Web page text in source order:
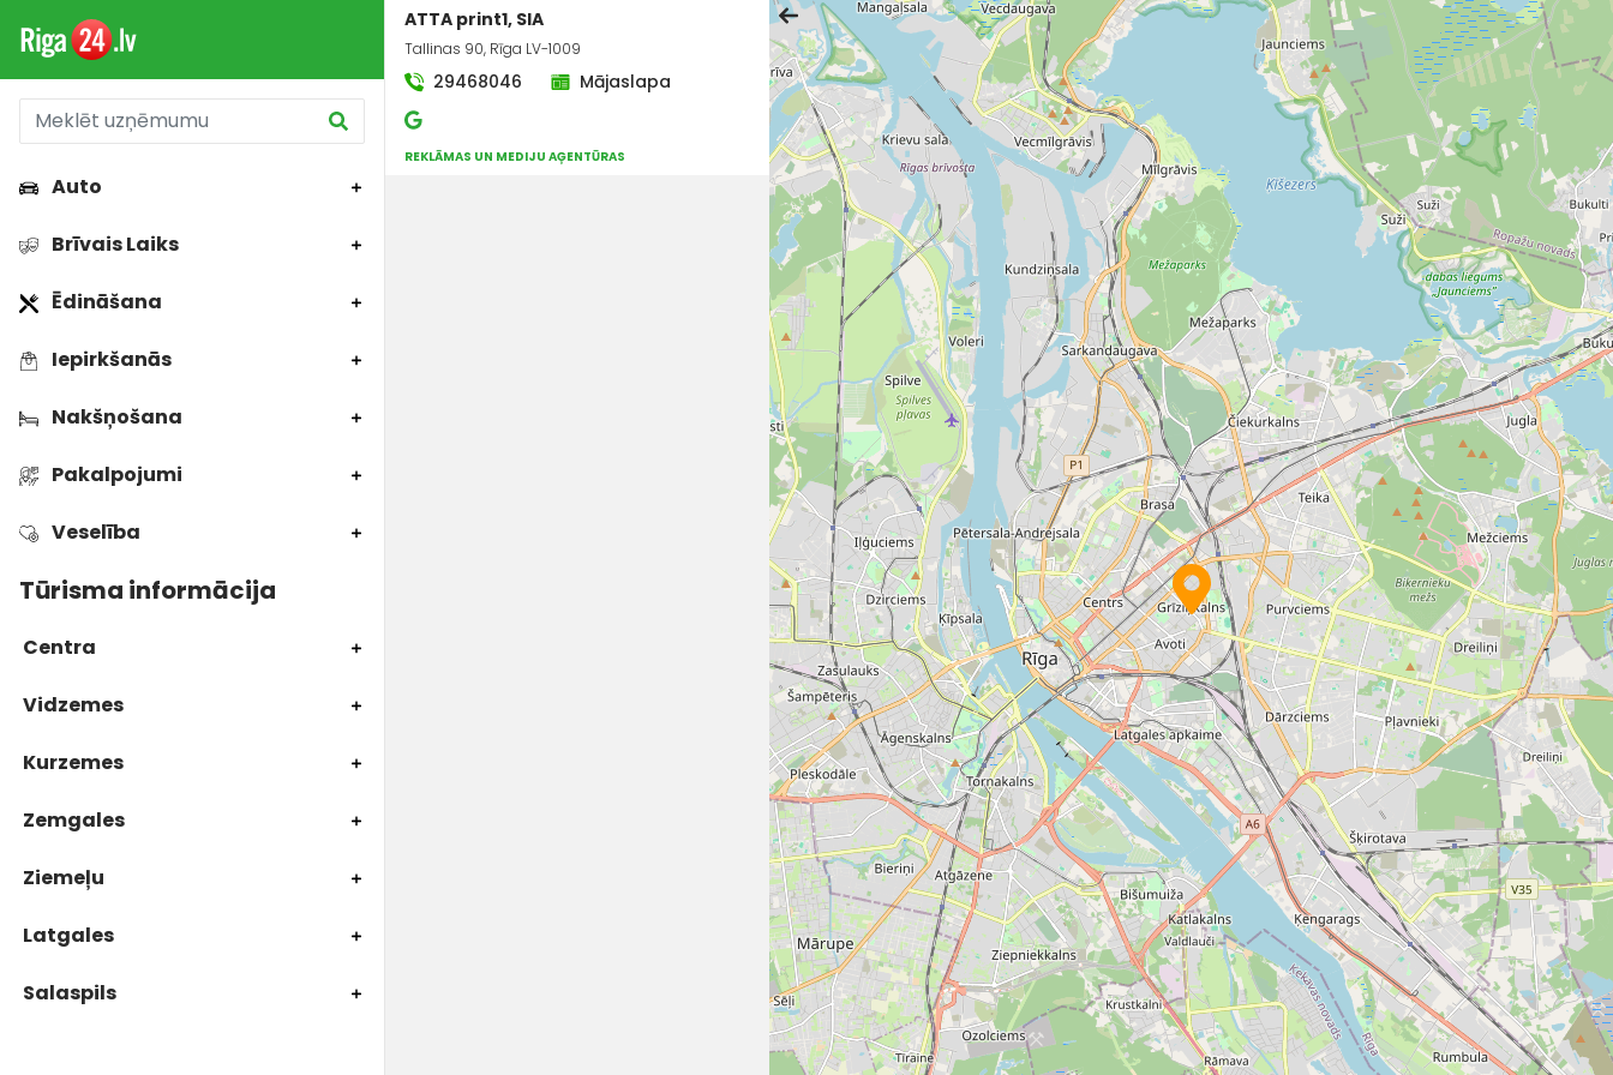
Auto
Brīvais Laiks
Ēdināšana
Iepirkšanās
Nakšņošana
Pakalpojumi
Veselība
Tūrisma informācija
Centra
Vidzemes
Kurzemes
Zemgales
Ziemeļu
Latgales
Salaspils
ATTA print1, SIA
Tallinas 90, Rīga LV-1009
29468046 Mājaslapa
REKLĀMAS UN MEDIJU AĢENTŪRAS